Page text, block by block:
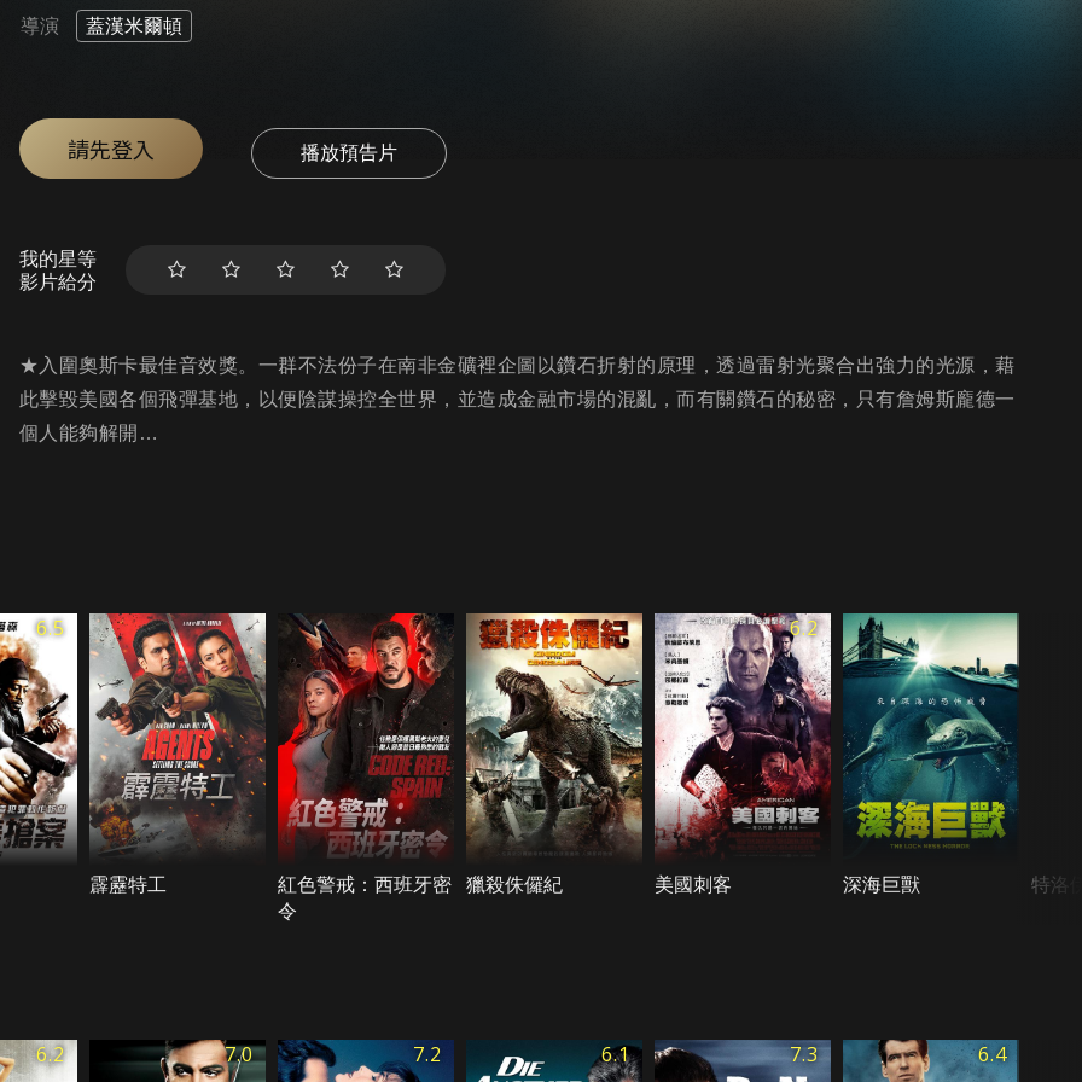
導演 蓋漢米爾頓
請先登入 播放預告片
我的星等
影片給分
★入圍奧斯卡最佳音效獎。一群不法份子在南非金礦裡企圖以鑽石折射的原理，透過雷射光聚合出強力的光源，藉
此擊毀美國各個飛彈基地，以便陰謀操控全世界，並造成金融市場的混亂，而有關鑽石的秘密，只有詹姆斯龐德一
個人能夠解開…
6.5
霹靂特工
紅色警戒：西班牙密
令
獵殺侏儸紀
6.2
美國刺客 深海巨獸 特洛
6.2 7.0 7.2 6.1 7.3 6.4